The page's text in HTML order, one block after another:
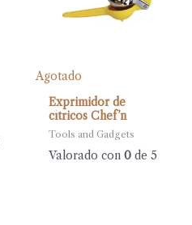
Agotado
Exprimidor de
cítricos Chef’n
Tools and Gadgets
Valorado con 0de 5